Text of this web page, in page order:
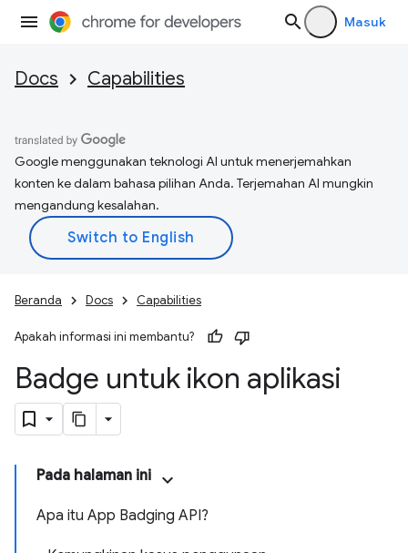
Masuk
Docs Capabilities
Google menggunakan teknologi AI untuk menerjemahkan
konten ke dalam bahasa pilihan Anda. Terjemahan AI mungkin
mengandung kesalahan.
Beranda Docs Capabilities
Apakah informasi ini membantu?
Badge untuk ikon aplikasi
Pada halaman ini
Apa itu App Badging API?